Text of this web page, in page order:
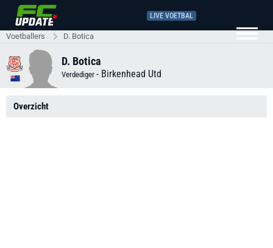
LIVE VOETBAL
Voetballers D. Botica
D. Botica
Verdediger - Birkenhead Utd
Overzicht